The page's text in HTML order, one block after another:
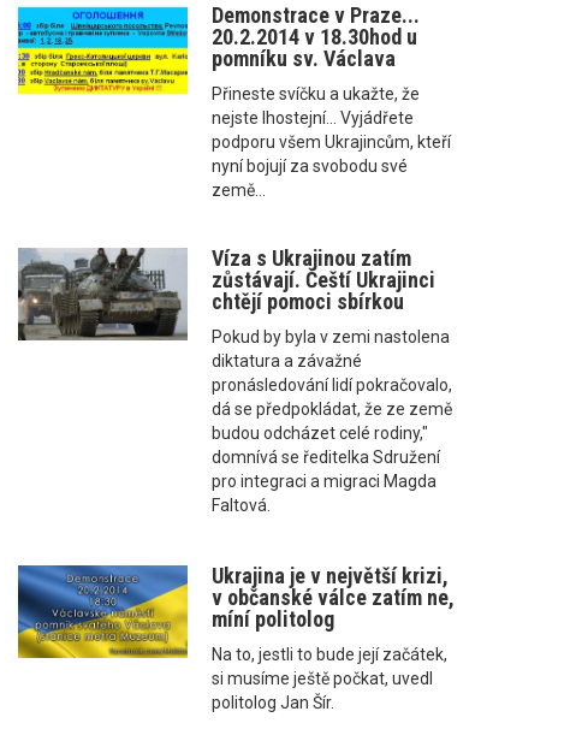
Demonstrace v Praze...
20.2.2014 v 18.30hod u
pomníku sv. Václava
Přineste svíčku a ukažte, že
nejste lhostejní... Vyjádřete
podporu všem Ukrajincům, kteří
nyní bojují za svobodu své
země...
Víza s Ukrajinou zatím
zůstávají. Čeští Ukrajinci
chtějí pomoci sbírkou
Pokud by byla v zemi nastolena
diktatura a závažné
pronásledování lidí pokračovalo,
dá se předpokládat, že ze země
budou odcházet celé rodiny,"
domnívá se ředitelka Sdružení
pro integraci a migraci Magda
Faltová.
Ukrajina je v největší krizi,
v občanské válce zatím ne,
míní politolog
Na to, jestli to bude její začátek,
si musíme ještě počkat, uvedl
politolog Jan Šír.